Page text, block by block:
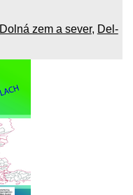
Dolná zem a sever, Del-